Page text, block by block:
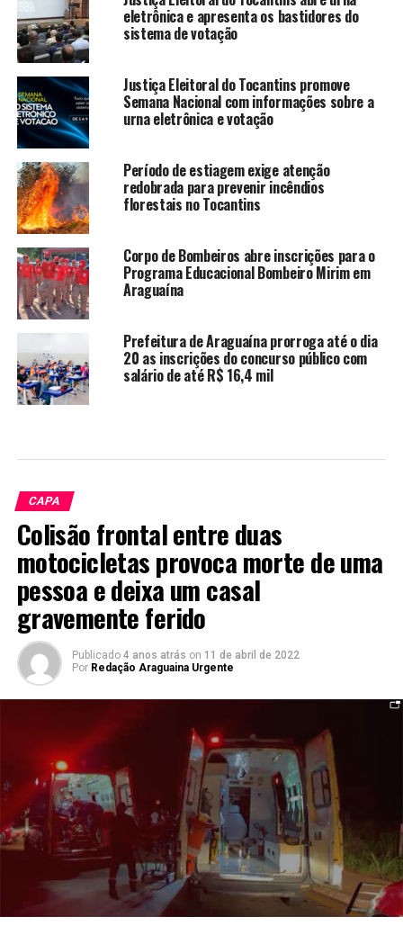
eletrônica e apresenta os bastidores do
sistema de votação
Justiça Eleitoral do Tocantins promove
Semana Nacional com informações sobre a
urna eletrônica e votação
Período de estiagem exige atenção
redobrada para prevenir incêndios
florestais no Tocantins
Corpo de Bombeiros abre inscrições para o
Programa Educacional Bombeiro Mirim em
Araguaína
Prefeitura de Araguaína prorroga até o dia
20 as inscrições do concurso público com
salário de até R$ 16,4 mil
CAPA
Colisão frontal entre duas
motocicletas provoca morte de uma
pessoa e deixa um casal
gravemente ferido
Publicado 4 anos atrás on 11 de abril de 2022
Por Redação Araguaina Urgente